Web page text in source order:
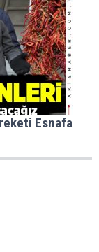
Esnafa